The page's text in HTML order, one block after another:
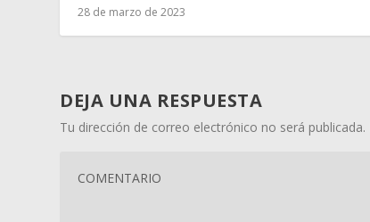
28 de marzo de 2023
DEJA UNA RESPUESTA
Tu dirección de correo electrónico no será publicada.